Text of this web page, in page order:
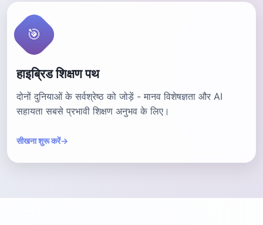
🎯
हाइब्रिड शिक्षण पथ
दोनों दुनियाओं के सर्वश्रेष्ठ को जोड़ें - मानव विशेषज्ञता और AI
सहायता सबसे प्रभावी शिक्षण अनुभव के लिए।
सीखना शुरू करें→